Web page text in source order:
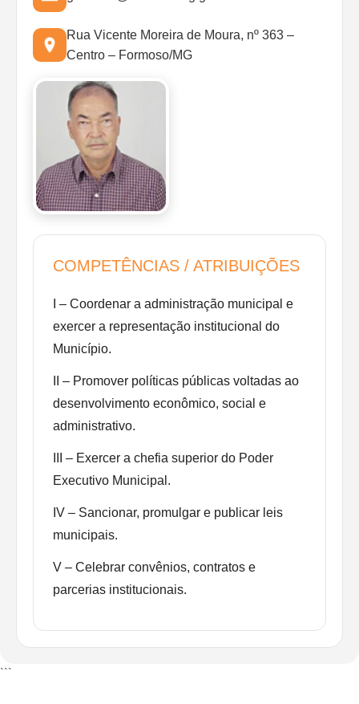
Rua Vicente Moreira de Moura, nº 363 –
Centro – Formoso/MG
COMPETÊNCIAS / ATRIBUIÇÕES
I – Coordenar a administração municipal e
exercer a representação institucional do
Município.
II – Promover políticas públicas voltadas ao
desenvolvimento econômico, social e
administrativo.
III – Exercer a chefia superior do Poder
Executivo Municipal.
IV – Sancionar, promulgar e publicar leis
municipais.
V – Celebrar convênios, contratos e
parcerias institucionais.
```